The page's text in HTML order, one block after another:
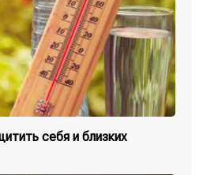
себя и близких